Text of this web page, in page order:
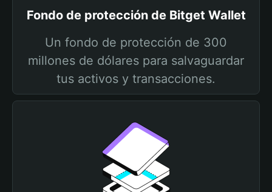
Fondo de protección de Bitget Wallet
Un fondo de protección de 300
millones de dólares para salvaguardar
tus activos y transacciones.